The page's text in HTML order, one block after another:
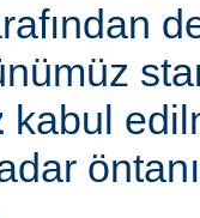
kabul